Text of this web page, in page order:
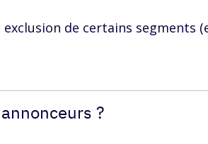
de certains segments
?